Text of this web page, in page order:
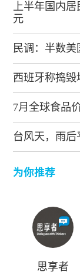
上半年国内居
元
民调：半数
西班牙称捣
7月全球食品
台风天，雨后
为你推荐
思享者